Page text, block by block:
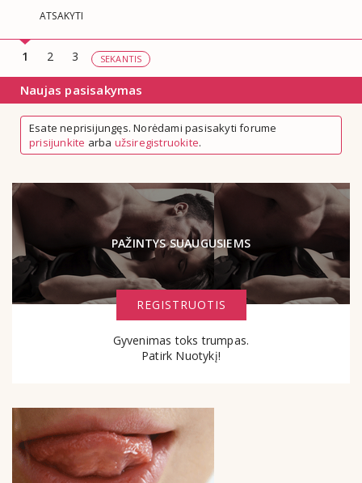
ATSAKYTI
1 2 3 SEKANTIS
Naujas pasisakymas
Esate neprisijungęs. Norėdami pasisakyti forume
prisijunkite arba užsiregistruokite.
PAŽINTYS SUAUGUSIEMS
REGISTRUOTIS
Gyvenimas toks trumpas.
Patirk Nuotykį!